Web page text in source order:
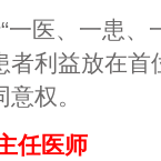
一医、一患、
利益放在首
权。
任医师